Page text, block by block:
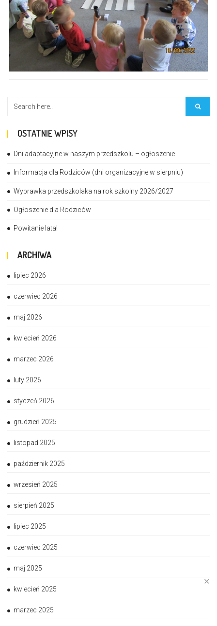
✕
OSTATNIE WPISY
Dni adaptacyjne w naszym przedszkolu – ogłoszenie
Informacja dla Rodziców (dni organizacyjne w sierpniu)
Wyprawka przedszkolaka na rok szkolny 2026/2027
Ogłoszenie dla Rodziców
Powitanie lata!
ARCHIWA
lipiec 2026
czerwiec 2026
maj 2026
kwiecień 2026
marzec 2026
luty 2026
styczeń 2026
grudzień 2025
listopad 2025
październik 2025
wrzesień 2025
sierpień 2025
lipiec 2025
czerwiec 2025
maj 2025
kwiecień 2025
marzec 2025